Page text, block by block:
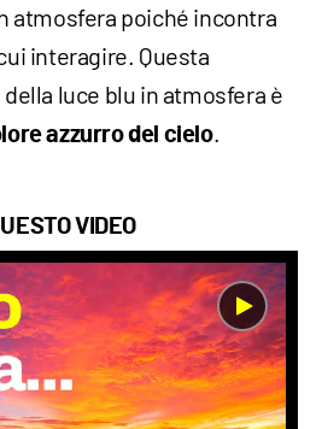
atmosfera poiché incontra
interagire. Questa
luce blu in atmosfera è
azzurro del cielo.
VIDEO